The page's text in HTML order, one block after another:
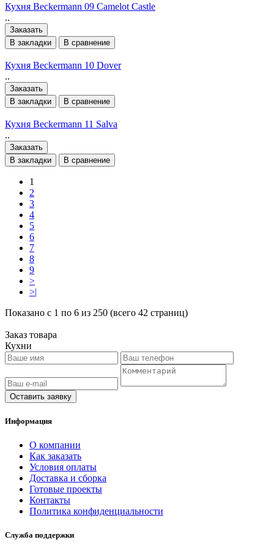
Кухня Beckermann 09 Camelot Castle
..
Заказать
В закладки
В сравнение
Кухня Beckermann 10 Dover
..
Заказать
В закладки
В сравнение
Кухня Beckermann 11 Salva
..
Заказать
В закладки
В сравнение
1
2
3
4
5
6
7
8
9
>
>|
Показано с 1 по 6 из 250 (всего 42 страниц)
Заказ товара
Кухни
Оставить заявку
Информация
O компании
Как заказать
Условия оплаты
Доставка и сборка
Готовые проекты
Контакты
Политика конфиденциальности
Служба поддержки